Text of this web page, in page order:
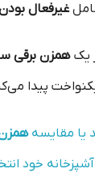
غیرفعال
یکهمزن برقی
پیدا
یا مقایسه
آشپزخانه خود